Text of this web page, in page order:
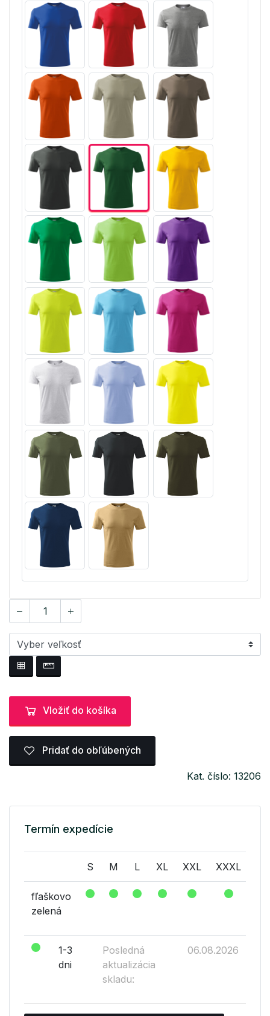
Vložiť do košíka
Pridať do obľúbených
Kat. číslo: 13206
Termín expedície
S M L XL XXL XXXL
fľaškovo
zelená
1-3
dni
Posledná
aktualizácia
skladu:
06.08.2026